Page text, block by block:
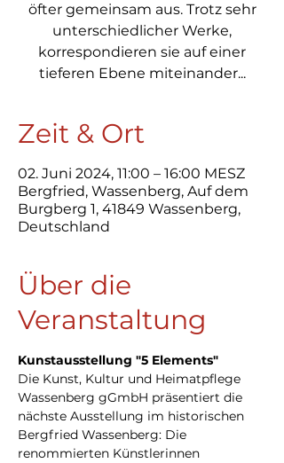
öfter gemeinsam aus. Trotz sehr
unterschiedlicher Werke,
korrespondieren sie auf einer
tieferen Ebene miteinander...
Zeit & Ort
02. Juni 2024, 11:00 – 16:00 MESZ
Bergfried, Wassenberg, Auf dem
Burgberg 1, 41849 Wassenberg,
Deutschland
Über die
Veranstaltung
Kunstausstellung "5 Elements"
Die Kunst, Kultur und Heimatpflege
Wassenberg gGmbH präsentiert die
nächste Ausstellung im historischen
Bergfried Wassenberg: Die
renommierten Künstlerinnen